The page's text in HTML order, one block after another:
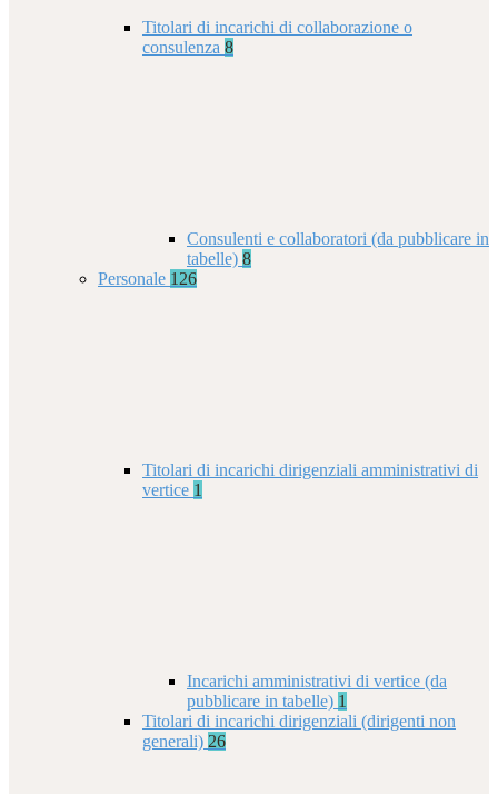
Titolari di incarichi di collaborazione o
consulenza 8
Consulenti e collaboratori (da pubblicare in
tabelle) 8
Personale 126
Titolari di incarichi dirigenziali amministrativi di
vertice 1
Incarichi amministrativi di vertice (da
pubblicare in tabelle) 1
Titolari di incarichi dirigenziali (dirigenti non
generali) 26